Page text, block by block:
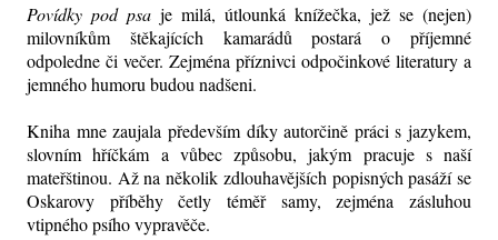
Povídky pod psa je milá, útlounká knížečka, jež se (nejen)
milovníkům štěkajících kamarádů postará o příjemné
odpoledne či večer. Zejména příznivci odpočinkové literatury a
jemného humoru budou nadšeni.
Kniha mne zaujala především díky autorčině práci s jazykem,
slovním hříčkám a vůbec způsobu, jakým pracuje s naší
mateřštinou. Až na několik zdlouhavějších popisných pasáží se
Oskarovy příběhy četly téměř samy, zejména zásluhou
vtipného psího vypravěče.